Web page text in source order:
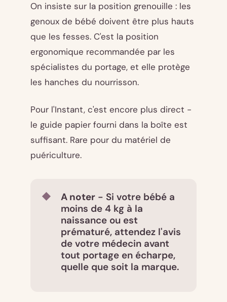
On insiste sur la position grenouille : les
genoux de bébé doivent être plus hauts
que les fesses. C'est la position
ergonomique recommandée par les
spécialistes du portage, et elle protège
les hanches du nourrisson.
Pour l'Instant, c'est encore plus direct -
le guide papier fourni dans la boîte est
suffisant. Rare pour du matériel de
puériculture.
A noter - Si votre bébé a
moins de 4 kg à la
naissance ou est
prématuré, attendez l'avis
de votre médecin avant
tout portage en écharpe,
quelle que soit la marque.